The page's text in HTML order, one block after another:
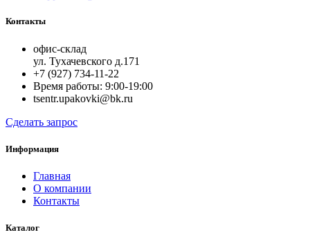
Контакты
офис-склад
ул. Тухачевского д.171
+7 (927) 734-11-22
Время работы: 9:00-19:00
tsentr.upakovki@bk.ru
Сделать запрос
Информация
Главная
О компании
Контакты
Каталог